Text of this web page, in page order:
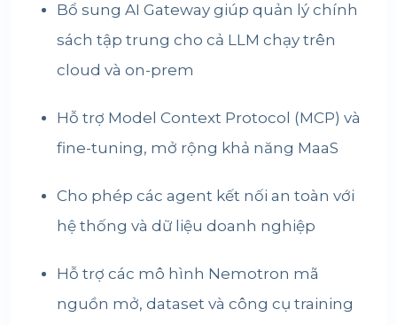
Bổ sung AI Gateway giúp quản lý chính
sách tập trung cho cả LLM chạy trên
cloud và on-prem
Hỗ trợ Model Context Protocol (MCP) và
fine-tuning, mở rộng khả năng MaaS
Cho phép các agent kết nối an toàn với
hệ thống và dữ liệu doanh nghiệp
Hỗ trợ các mô hình Nemotron mã
nguồn mở, dataset và công cụ training